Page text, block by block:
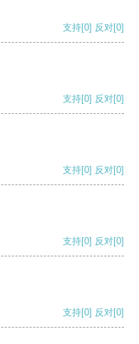
支持[0] 反对[0]
支持[0] 反对[0]
支持[0] 反对[0]
支持[0] 反对[0]
支持[0] 反对[0]